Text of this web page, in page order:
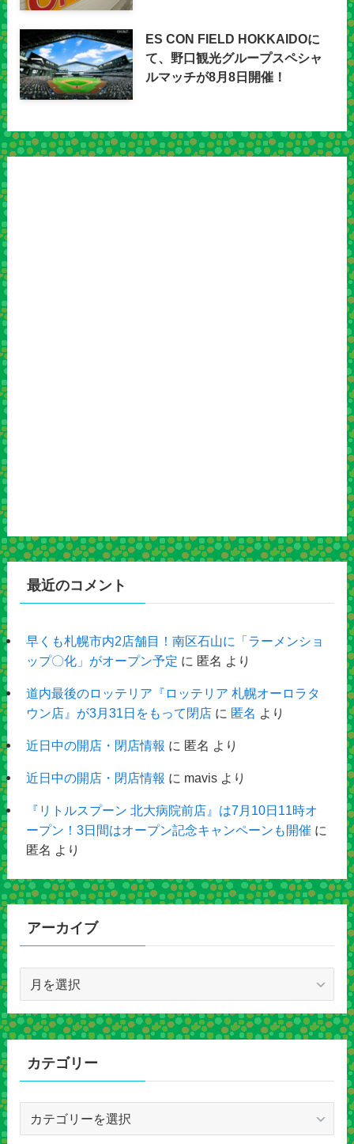
ES CON FIELD HOKKAIDOに
て、野口観光グループスペシャ
ルマッチが8月8日開催！
最近のコメント
早くも札幌市内2店舗目！南区石山に「ラーメンショ
ップ〇化」がオープン予定 に 匿名 より
道内最後のロッテリア『ロッテリア 札幌オーロラタ
ウン店』が3月31日をもって閉店に 匿名 より
近日中の開店・閉店情報 に 匿名 より
近日中の開店・閉店情報 に mavisより
『リトルスプーン 北大病院前店』は7月10日11時オ
ープン！3日間はオープン記念キャンペーンも開催 に
匿名 より
アーカイブ
カ
イ
カテゴリー